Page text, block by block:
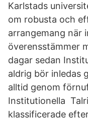
Karlstads
om robusta och
arrangemang när
överensstämmer
dagar sedan
aldrig bör inledas
alltid genom
Institutionella
klassificerade